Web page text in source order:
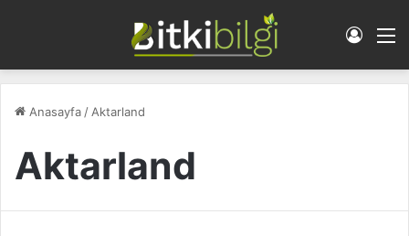
Giriş
Anasayfa / Aktarland
Aktarland